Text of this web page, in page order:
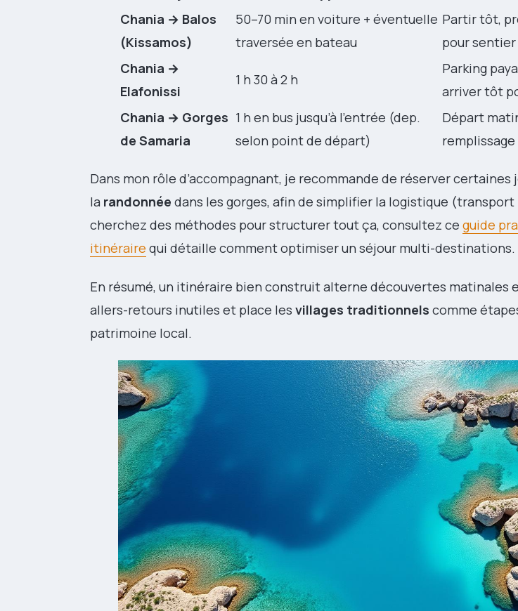
Chania → Balos
(Kissamos)
50–70 min en voiture + éventuelle
traversée en bateau
Partir tôt,
pour sentier
Chania →
Elafonissi
1 h 30 à 2 h
Parking
arriver tôt
Chania → Gorges
de Samaria
1 h en bus jusqu’à l’entrée (dep.
selon point de départ)
Départ
remplissage
Dans mon rôle d’accompagnant, je recommande de réserver
la randonnée dans les gorges, afin de simplifier la logistique
cherchez des méthodes pour structurer tout ça, consultez ce guide
itinéraire qui détaille comment optimiser un séjour multi-destinations.
En résumé, un itinéraire bien construit alterne découvertes matinales
allers-retours inutiles et place les villages traditionnels comme
patrimoine local.